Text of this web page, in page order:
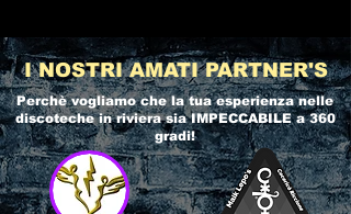
I NOSTRI AMATI PARTNER'S
Perchè vogliamo che la tua esperienza nelle
discoteche in rivierasia IMPECCABILE a 360
gradi!